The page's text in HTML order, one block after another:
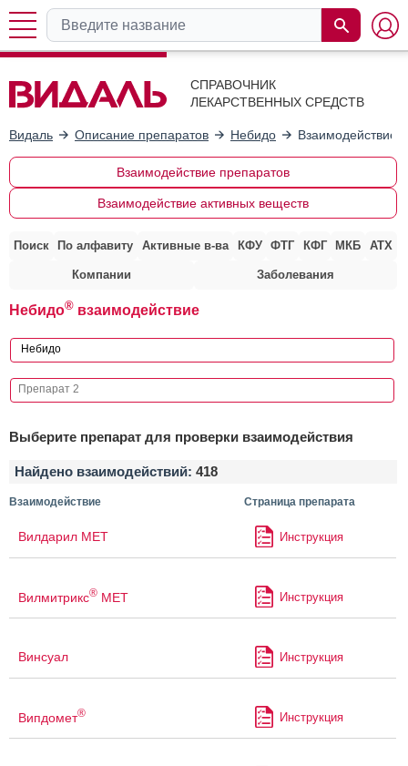
СПРАВОЧНИК
ЛЕКАРСТВЕННЫХ СРЕДСТВ
Видаль Описание препаратов Небидо Взаимодействие
Взаимодействие препаратов
Взаимодействие активных веществ
Поиск По алфавиту Активные в-ва КФУ ФТГ КФГ МКБ АТХ
Компании Заболевания
Небидо® взаимодействие
Выберите препарат для проверки взаимодействия
Найдено взаимодействий: 418
Взаимодействие Страница препарата
Вилдарил МЕТ Инструкция
Вилмитрикс® МЕТ Инструкция
Винсуал Инструкция
Випдомет® Инструкция